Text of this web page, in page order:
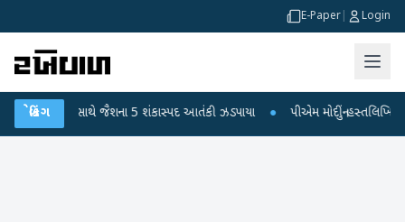
E-Paper Login
બ્રેકિંગ
સામગ્રી સાથે જૈશના 5 શંકાસ્પદ આતંકી ઝડપાયા ● પીએમ મોદીનું હસ્તલિખિત